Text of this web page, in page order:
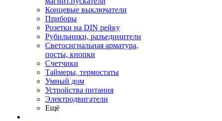
Концевые выключатели
Приборы
Розетки на DIN рейку
Рубильники, разъединители
Светосигнальная арматура,
посты, кнопки
Счетчики
Таймеры, термостаты
Умный дом
Устройства питания
Электродвигатели
Ещё